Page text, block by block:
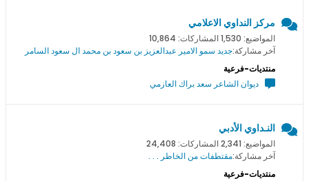
مركز النداوي الاعلامي
المواضيع: 1,530 المشاركات: 10,864
آخر مشاركة:جديد سمو اﻻمير عبدالعزيز بن سعود بن محمد ال سعود السامر
منتديات-فرعية
ديوان الشاعر سعد براك العازمي
النـداوي الأدبي
المواضيع: 2,341 المشاركات: 24,408
آخر مشاركة:مقتطفات من الخاطر . . .
منتديات-فرعية